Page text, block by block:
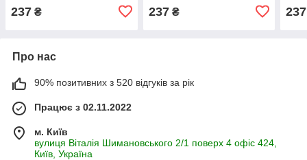
237 ₴ 237₴ 237
Про нас
90% позитивних з 520 відгуків за рік
Працює з 02.11.2022
м. Київ
вулиця Віталія Шимановського 2/1 поверх 4 офіс 424,
Київ, Україна